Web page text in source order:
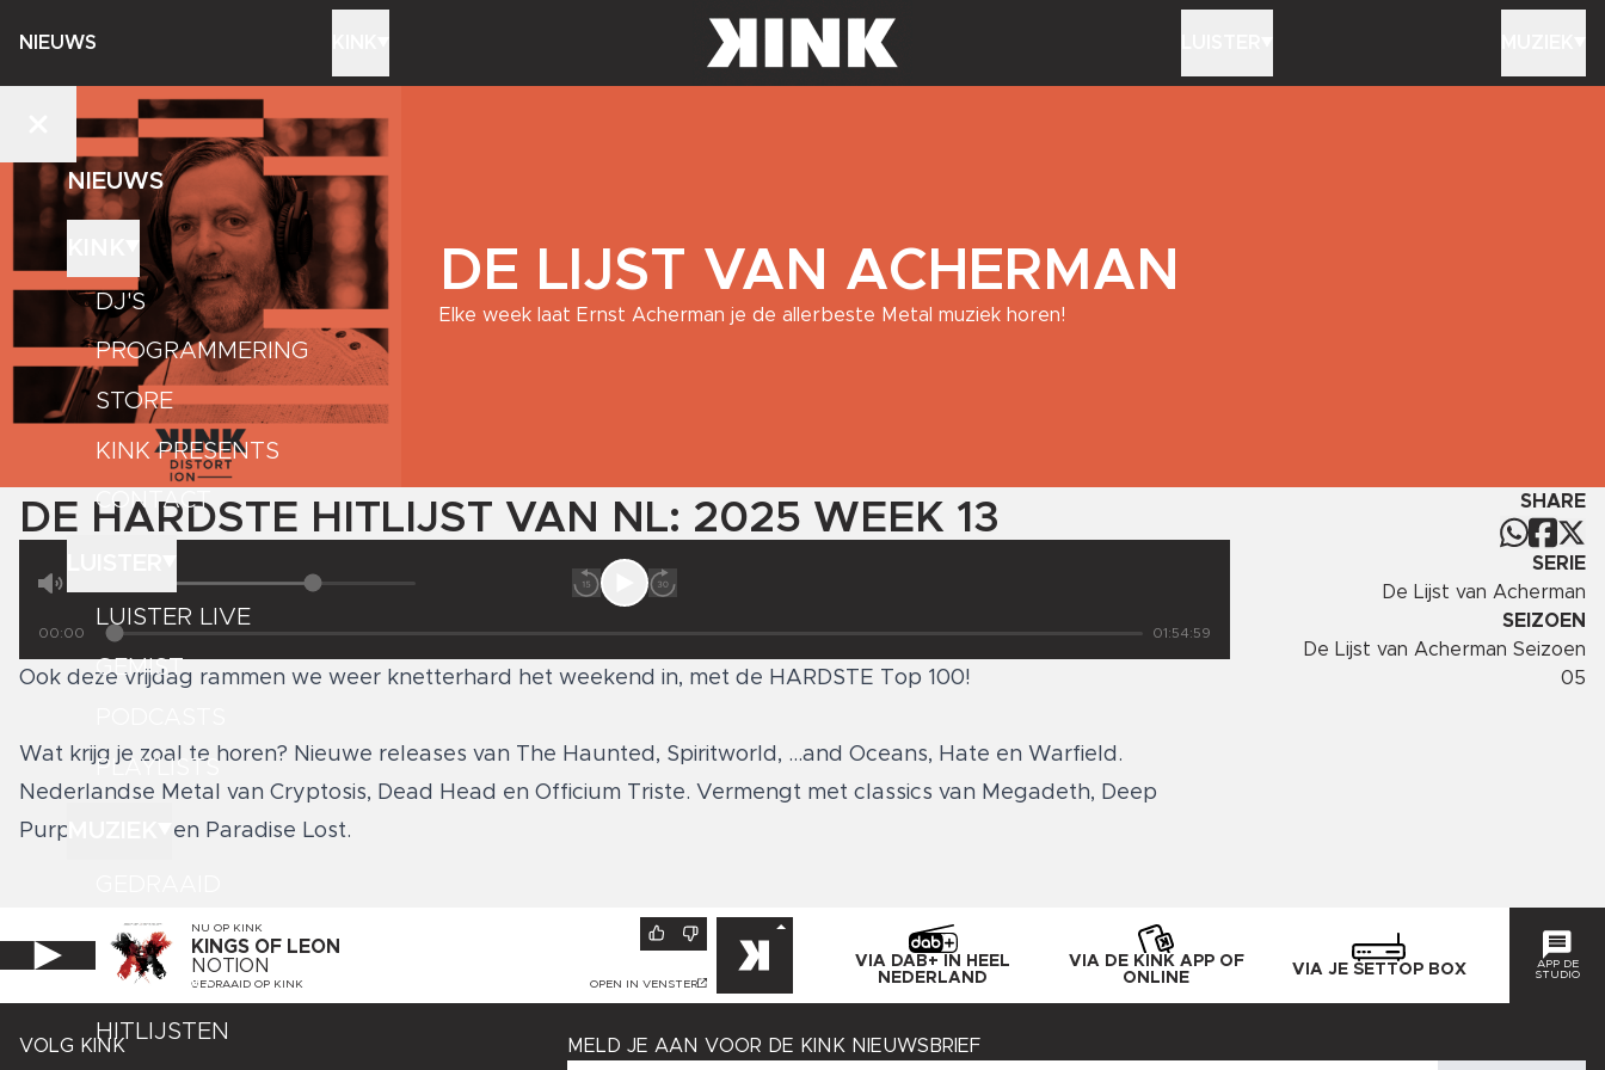
NIEUWS
NIEUWS
DJ'S
PROGRAMMERING
STORE
KINK PRESENTS
CONTACT
LUISTER LIVE
GEMIST
PLAYLISTS
KINK XL
KINK 1500
HITLIJSTEN
DE LIJST VAN ACHERMAN
Elke week laat Ernst Acherman je de allerbeste Metal muziek horen!
DE HARDSTE HITLIJST VAN NL: 2025 WEEK 13
00:00 01:54:59
Ook deze vrijdag rammen we weer knetterhard het weekend in, met de HARDSTE Top 100!
Wat krijg je zoal te horen? Nieuwe releases van The Haunted, Spiritworld, ...and Oceans, Hate en Warfield.
Nederlandse Metal van Cryptosis, Dead Head en Officium Triste. Vermengt met classics van Megadeth, Deep
Purple, Slayer en Paradise Lost.
SHARE
SERIE
De Lijst van Acherman
SEIZOEN
De Lijst van Acherman Seizoen
05
NU OP KINK
KINGS OF LEON
NOTION
GEDRAAID OP KINK OPEN IN VENSTER
VIA DAB+ IN HEEL
NEDERLAND
VIA DE KINK APP OF
ONLINE
VIA JE SETTOP BOX
APP DE
STUDIO
VOLG KINK MELD JE AAN VOOR DE KINK NIEUWSBRIEF